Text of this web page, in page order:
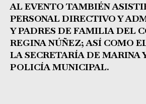
AL EVENTO TAMBIÉN
PERSONAL DIRECTIVO Y
Y PADRES DE FAMILIA DEL
REGINA NÚÑEZ; ASÍ COMO
LA SECRETARÍA DE MARINA
POLICÍA MUNICIPAL.